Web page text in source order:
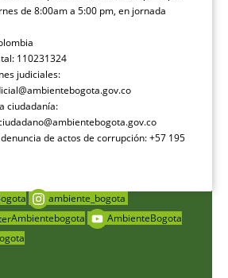
de 8:00am a 5:00 pm, en jornada
110231324
judiciales:
ciudadanía:
de actos de corrupción: +57 195
ambiente_bogota
Ambientebogota
AmbienteBogota